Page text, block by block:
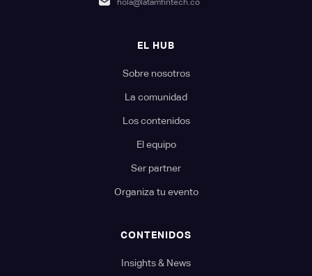
EL HUB
Sobre nosotros
La comunidad
Los contenidos
El equipo
Ser partner
Organiza tu evento
CONTENIDOS
Insights & News